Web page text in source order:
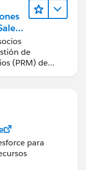
de
(PRM) de
para